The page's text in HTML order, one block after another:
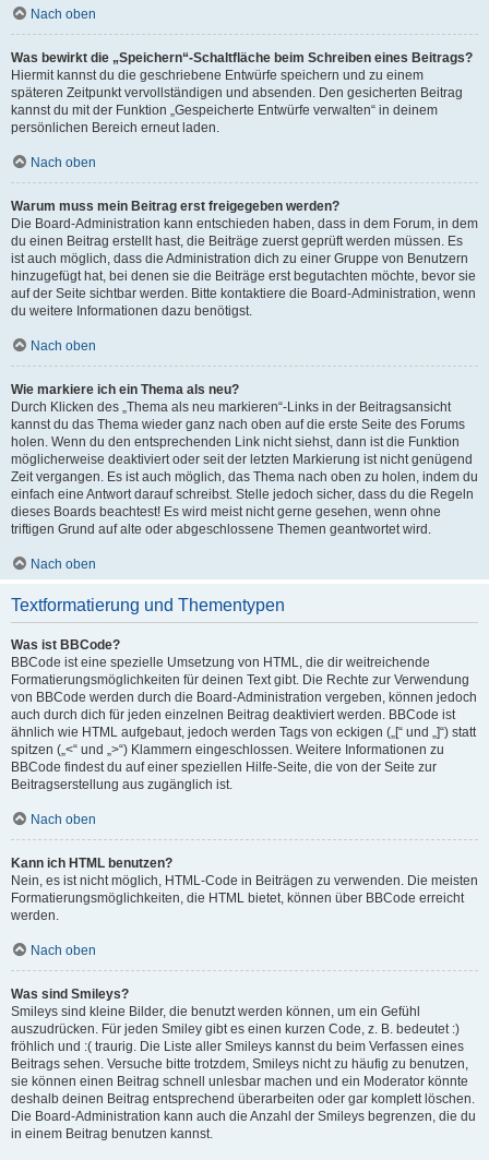
Nach oben
Was bewirkt die „Speichern“-Schaltfläche beim Schreiben eines Beitrags?
Hiermit kannst du die geschriebene Entwürfe speichern und zu einem
späteren Zeitpunkt vervollständigen und absenden. Den gesicherten Beitrag
kannst du mit der Funktion „Gespeicherte Entwürfe verwalten“ in deinem
persönlichen Bereich erneut laden.
Nach oben
Warum muss mein Beitrag erst freigegeben werden?
Die Board-Administration kann entschieden haben, dass in dem Forum, in dem
du einen Beitrag erstellt hast, die Beiträge zuerst geprüft werden müssen. Es
ist auch möglich, dass die Administration dich zu einer Gruppe von Benutzern
hinzugefügt hat, bei denen sie die Beiträge erst begutachten möchte, bevor sie
auf der Seite sichtbar werden. Bitte kontaktiere die Board-Administration, wenn
du weitere Informationen dazu benötigst.
Nach oben
Wie markiere ich ein Thema als neu?
Durch Klicken des „Thema als neu markieren“-Links in der Beitragsansicht
kannst du das Thema wieder ganz nach oben auf die erste Seite des Forums
holen. Wenn du den entsprechenden Link nicht siehst, dann ist die Funktion
möglicherweise deaktiviert oder seit der letzten Markierung ist nicht genügend
Zeit vergangen. Es ist auch möglich, das Thema nach oben zu holen, indem du
einfach eine Antwort darauf schreibst. Stelle jedoch sicher, dass du die Regeln
dieses Boards beachtest! Es wird meist nicht gerne gesehen, wenn ohne
triftigen Grund auf alte oder abgeschlossene Themen geantwortet wird.
Nach oben
Textformatierung und Thementypen
Was ist BBCode?
BBCode ist eine spezielle Umsetzung von HTML, die dir weitreichende
Formatierungsmöglichkeiten für deinen Text gibt. Die Rechte zur Verwendung
von BBCode werden durch die Board-Administration vergeben, können jedoch
auch durch dich für jeden einzelnen Beitrag deaktiviert werden. BBCode ist
ähnlich wie HTML aufgebaut, jedoch werden Tags von eckigen („[“ und „]“) statt
spitzen („<“ und „>“) Klammern eingeschlossen. Weitere Informationen zu
BBCode findest du auf einer speziellen Hilfe-Seite, die von der Seite zur
Beitragserstellung aus zugänglich ist.
Nach oben
Kann ich HTML benutzen?
Nein, es ist nicht möglich, HTML-Code in Beiträgen zu verwenden. Die meisten
Formatierungsmöglichkeiten, die HTML bietet, können über BBCode erreicht
werden.
Nach oben
Was sind Smileys?
Smileys sind kleine Bilder, die benutzt werden können, um ein Gefühl
auszudrücken. Für jeden Smiley gibt es einen kurzen Code, z. B. bedeutet :)
fröhlich und :( traurig. Die Liste aller Smileys kannst du beim Verfassen eines
Beitrags sehen. Versuche bitte trotzdem, Smileys nicht zu häufig zu benutzen,
sie können einen Beitrag schnell unlesbar machen und ein Moderator könnte
deshalb deinen Beitrag entsprechend überarbeiten oder gar komplett löschen.
Die Board-Administration kann auch die Anzahl der Smileys begrenzen, die du
in einem Beitrag benutzen kannst.